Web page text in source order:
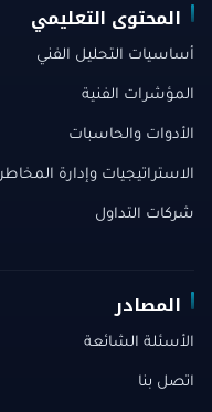
المحتوى التعليمي
أساسيات التحليل الفني
المؤشرات الفنية
الأدوات والحاسبات
الاستراتيجيات وإدارة المخاطر
شركات التداول
المصادر
الأسئلة الشائعة
اتصل بنا